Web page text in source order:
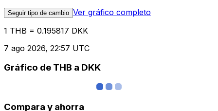
Seguir tipo de cambio Ver gráfico completo
1 THB = 0.195817 DKK
7 ago 2026, 22:57 UTC
Gráfico de THB a DKK
Compara y ahorra